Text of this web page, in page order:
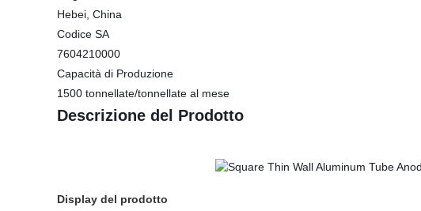
Hebei, China
Codice SA
7604210000
Capacità di Produzione
1500 tonnellate/tonnellate al mese
Descrizione del Prodotto
Display del prodotto